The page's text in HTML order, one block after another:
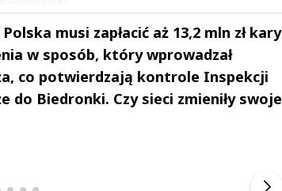
musi zapłacić aż 13,2 mln zł kary
w sposób, który wprowadzał
co potwierdzają kontrole Inspekcji
do Biedronki. Czy sieci zmieniły swoje